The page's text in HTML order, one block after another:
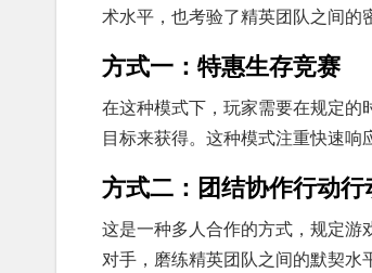
术水平，也考验了精英团队之间的
方式一：特惠生存竞赛
在这种模式下，玩家需要在规定
目标来获得。这种模式注重快速响
方式二：团结协作行动行
这是一种多人合作的方式，规定
对手，磨练精英团队之间的默契水